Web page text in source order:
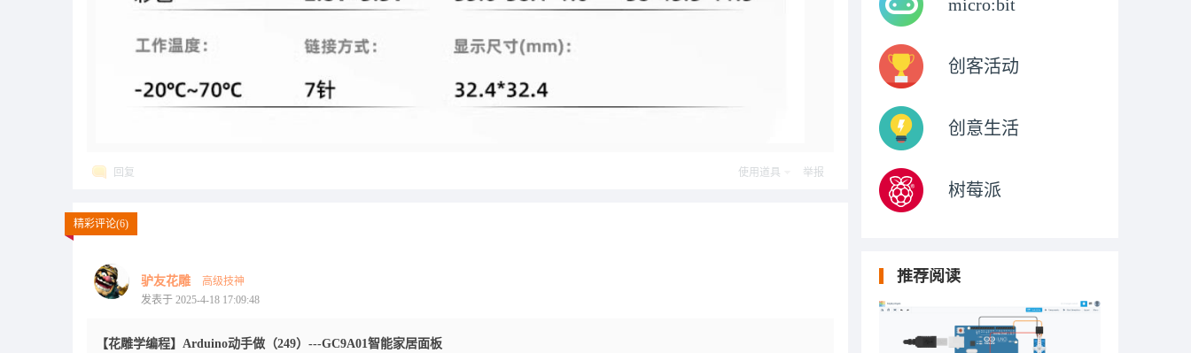
回复 使用道具 举报
精彩评论(6)
驴友花雕
高级技神
发表于 2025-4-18 17:09:48
【花雕学编程】Arduino动手做（249）---GC9A01智能家居面板
micro:bit
创客活动
创意生活
树莓派
推荐阅读